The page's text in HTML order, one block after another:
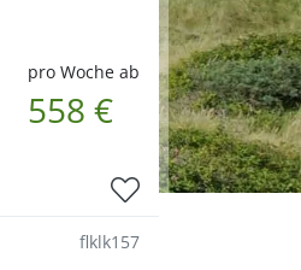
pro Woche ab
558 €
flklk157